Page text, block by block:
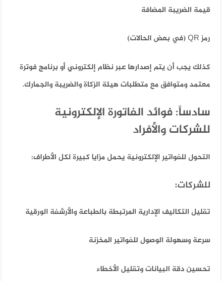
قيمة الضريبة المضافة
رمز QR (في بعض الحالات)
كذلك يجب أن يتم إصدارها عبر نظام إلكتروني أو برنامج فوترة
معتمد ومتوافق مع متطلبات هيئة الزكاة والضريبة والجمارك.
سادساً: فوائد الفاتورة الإلكترونية
للشركات والأفراد
التحول للفواتير الإلكترونية يحمل مزايا كبيرة لكل الأطراف:
للشركات:
تقليل التكاليف الإدارية المرتبطة بالطباعة والأرشفة الورقية
سرعة وسهولة الوصول للفواتير المخزنة
تحسين دقة البيانات وتقليل الأخطاء